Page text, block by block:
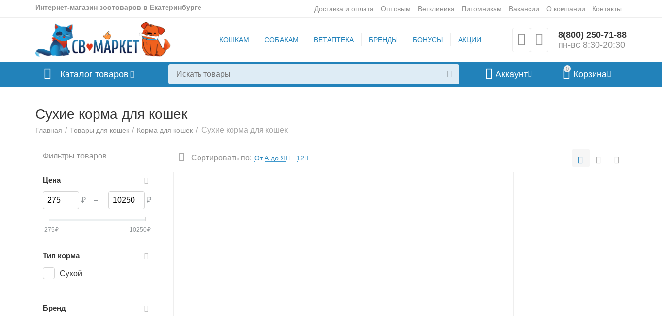
Интернет-магазин зоотоваров в Екатеринбурге Доставка и оплата Оптовым Ветклиника Питомникам Вакансии О компании Контакты
КОШКАМ СОБАКАМ ВЕТАПТЕКА БРЕНДЫ БОНУСЫ АКЦИИ
8(800) 250-71-88
пн-вс 8:30-20:30
Каталог товаров
0
Корзина
Аккаунт
Сухие корма для кошек
Главная / Товары для кошек / Корма для кошек / Сухие корма для кошек
Сортировать по: От А до Я 12
Фильтры товаров
Цена
₽ – ₽
275₽ 10250₽
Тип корма
Сухой
Бренд